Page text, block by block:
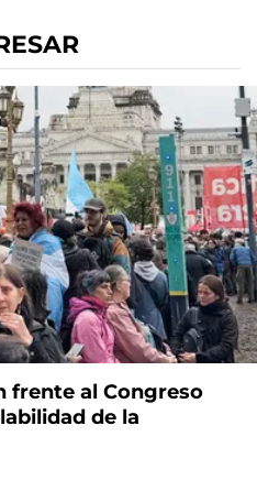
frente al Congreso
de la